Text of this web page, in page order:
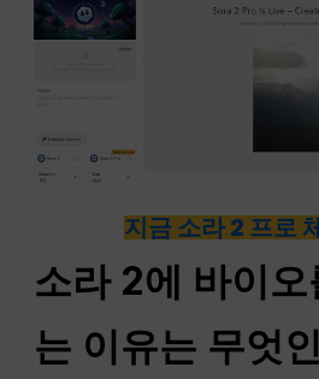
지금 소라 2 프로
소라 2에 바이
는 이유는 무엇